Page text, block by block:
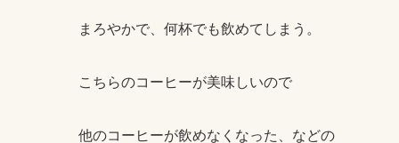
まろやかで、何杯でも飲めてしまう。
こちらのコーヒーが美味しいので
他のコーヒーが飲めなくなった、などの